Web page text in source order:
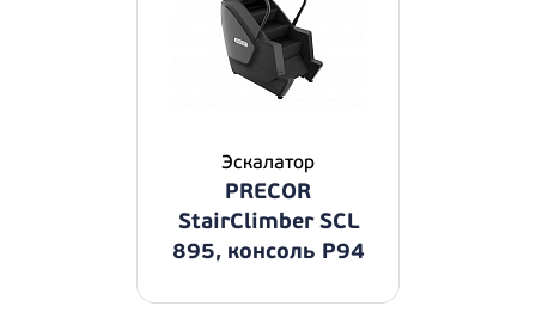
Эскалатор
PRECOR
StairClimber SCL
895, консоль P94